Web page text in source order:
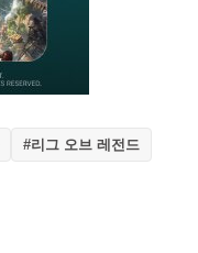
#리그 오브 레전드